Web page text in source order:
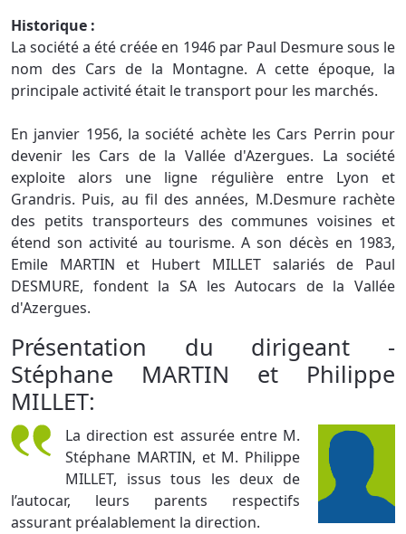
Historique :
La société a été créée en 1946 par Paul Desmure sous le
nom des Cars de la Montagne. A cette époque, la
principale activité était le transport pour les marchés.
En janvier 1956, la société achète les Cars Perrin pour
devenir les Cars de la Vallée d'Azergues. La société
exploite alors une ligne régulière entre Lyon et
Grandris. Puis, au fil des années, M.Desmure rachète
des petits transporteurs des communes voisines et
étend son activité au tourisme. A son décès en 1983,
Emile MARTIN et Hubert MILLET salariés de Paul
DESMURE, fondent la SA les Autocars de la Vallée
d'Azergues.
Présentation du dirigeant -
Stéphane MARTIN et Philippe
MILLET:
La direction est assurée entre M.
Stéphane MARTIN, et M. Philippe
MILLET, issus tous les deux de
l’autocar, leurs parents respectifs
assurant préalablement la direction.